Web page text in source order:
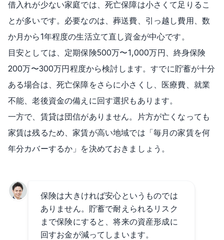
借入れが少ない家庭では、死亡保障は小さくて足りるこ
とが多いです。必要なのは、葬送費、引っ越し費用、数
か月から1年程度の生活立て直し資金が中心です。
目安としては、定期保険500万〜1,000万円、終身保険
200万〜300万円程度から検討します。すでに貯蓄が十分
ある場合は、死亡保障をさらに小さくし、医療費、就業
不能、老後資金の備えに回す選択もあります。
一方で、賃貸は団信がありません。片方が亡くなっても
家賃は残るため、家賃が高い地域では「毎月の家賃を何
年分カバーするか」を決めておきましょう。
保険は大きければ安心というものでは
ありません。貯蓄で耐えられるリスク
まで保険にすると、将来の資産形成に
回すお金が減ってしまいます。